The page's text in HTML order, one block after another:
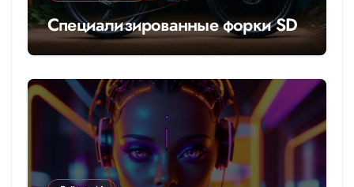
Специализированные форки SD